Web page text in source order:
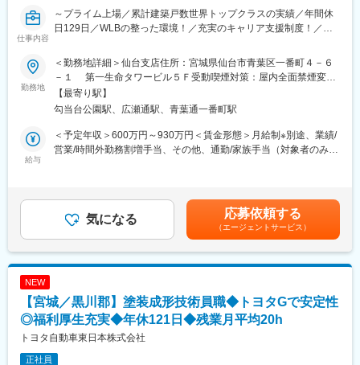
■メイテックグループの特徴：
（1）生涯プロエンジニアとして働ける環境…エンジニアのキャリ
身のキャリアしっかり見つめ、目指したい方向性を考える場が設
けられております。担当営業との面談も設定され、現時点のスキ
ルを見つめ将来的にどんな経験を積むべきかを相談できる環境が
あります。また、業界トップクラスの実績を持つため、多くのお
れるだけではなく、中には外注選定を任されているエンジニアも
おります。1974年の設立以来、200名以上のエンジニアが定年を
ンジニア主催の勉強会が900回以上開催されるなど、エンジニア
としてプライドを持ち、常に技術力の鍛錬を行っております。
仕事内容
～プライム上場／累計建築戸数世界トップクラスの実績／年間休
日129日／WLBの整った環境！／充実のキャリア支援制度！／女
グカンパニー／宅建保有者歓迎～
■業務内容
住宅業界のリーディングカンパニーとして累計建築戸数世界トッ
プクラスを誇る当社にて、戸建て住宅の企画・提案営業をお任せ
します。
■業務詳細
客様との信頼関係を築き、一緒に理想の住まいづくりを目指す創
造的な仕事です。業務は下記の通り幅広く、それらの仕事を設
計・現場監督・総務等とともに行う中で中心的役割を担います。
（不動産会社や金融機関等）
・新築計画が具体化するまでの信頼関係構築
・新たな住まいのご要望に関するヒアリング
・邸別自由設計の強みを活かしたプラン提案
勤務地
＜勤務地詳細＞仙台支店住所：宮城県仙台市青葉区一番町４－６
－１ 第一生命タワービル５Ｆ受動喫煙対策：屋内全面禁煙変更
の範囲：会社の定める事業所（国内外、グループ会社も含む）お
よび「テレワーク規則」に規定する在宅勤務の就業場所
【最寄り駅】
勾当台公園駅、広瀬通駅、青葉通一番町駅
給与
＜予定年収＞600万円～930万円＜賃金形態＞月給制※別途、業績/
営業/時間外勤務割増手当、その他、通勤/家族手当（対象者のみ）
り）前期実績6.14ヶ月／年■昇給／年1回（4月）■モデル年収：・
33歳：約1,000万円（基本給34.0万円/月、手当：8.1万円/月、賞
与：202万円/年、営業系業績手当：313.6万円/年）賃金はあくま
でも目安の金額であり、選考を通じて上下する可能性がありま
す。月給(月額)は固定手当を含めた表記です。
気になる 応募依頼する
（エージェントサービス）
NEW
【宮城／黒川郡】塗装成形技術員職◆トヨタGで安定性
◎福利厚生充実◆年休121日◆残業月平均20h
トヨタ自動車東日本株式会社
正社員